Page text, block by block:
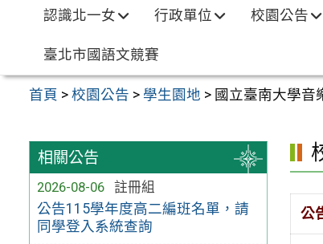
認識北一女 行政單位 校園公告
臺北市國語文競賽
首頁 >校園公告 > 學生園地 > 國立臺南大學音
相關公告
2026-08-06
註冊組
公告115學年度高二編班名單，請
同學登入系統查詢
公